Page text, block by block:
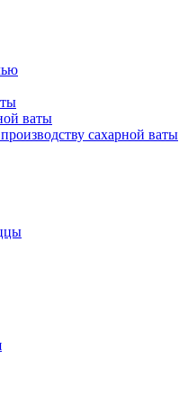
ваты
сахарной ваты